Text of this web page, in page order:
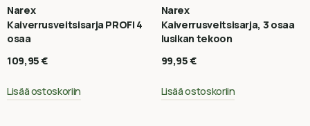
Narex
Kaiverrusveitsisarja PROFI 4
osaa
109,95€
Lisää ostoskoriin
Narex
Kaiverrusveitsisarja, 3 osaa
lusikan tekoon
99,95€
Lisää ostoskoriin